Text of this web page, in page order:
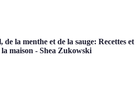
la menthe et de la sauge: Recettes et
maison - Shea Zukowski